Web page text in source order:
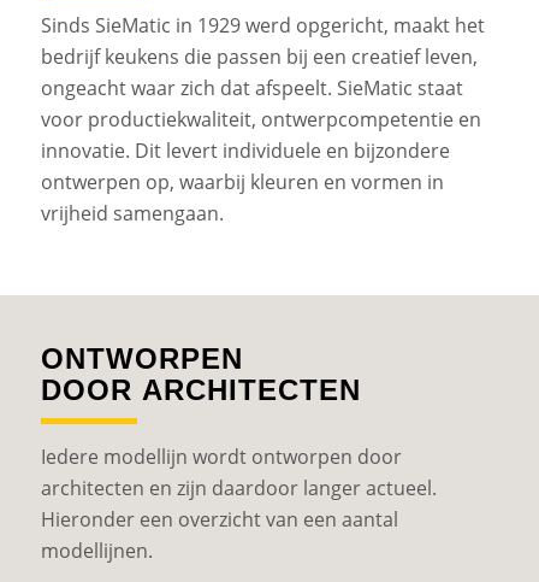
Sinds SieMatic in 1929 werd opgericht, maakt het
bedrijf keukens die passen bij een creatief leven,
ongeacht waar zich dat afspeelt. SieMatic staat
voor productiekwaliteit, ontwerpcompetentie en
innovatie. Dit levert individuele en bijzondere
ontwerpen op, waarbij kleuren en vormen in
vrijheid samengaan.
ONTWORPEN
DOOR ARCHITECTEN
Iedere modellijn wordt ontworpen door
architecten en zijn daardoor langer actueel.
Hieronder een overzicht van een aantal
modellijnen.